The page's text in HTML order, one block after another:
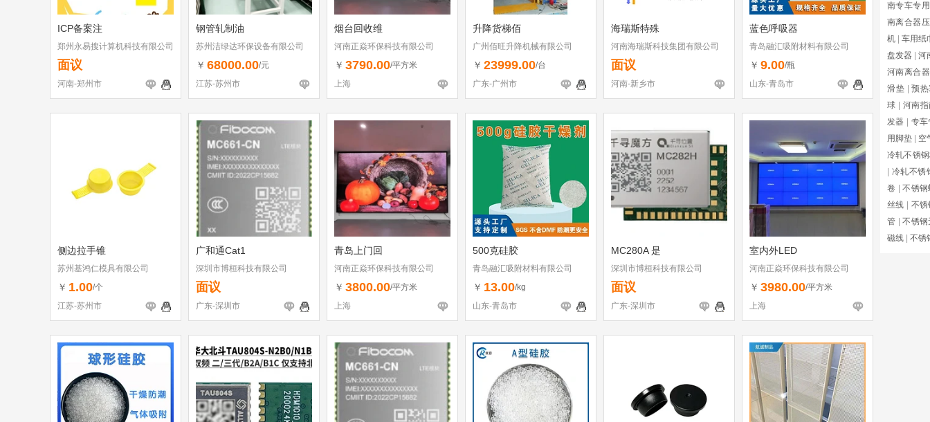
ICP备案注
郑州永易搜计算机科技有限公司
面议
河南-郑州市
钢管轧制油
苏州洁绿达环保设备有限公司
￥ 68000.00/元
江苏-苏州市
烟台回收维
河南正焱环保科技有限公司
￥ 3790.00/平方米
上海
升降货梯佰
广州佰旺升降机械有限公司
￥ 23999.00/台
广东-广州市
海瑞斯特殊
河南海瑞斯科技集团有限公司
面议
河南-新乡市
蓝色呼吸器
青岛融汇吸附材料有限公司
￥ 9.00/瓶
山东-青岛市
侧边拉手锥
苏州基鸿仁模具有限公司
￥ 1.00/个
江苏-苏州市
广和通Cat1
深圳市博桓科技有限公司
面议
广东-深圳市
青岛上门回
河南正焱环保科技有限公司
￥ 3800.00/平方米
上海
500克硅胶
青岛融汇吸附材料有限公司
￥ 13.00/kg
山东-青岛市
MC280A 是
深圳市博桓科技有限公司
面议
广东-深圳市
室内外LED
河南正焱环保科技有限公司
￥ 3980.00/平方米
上海
南专车专
南离合器
机
车用纸
盘发器
河
河南离合
滑垫
预
球
河南
发器
专车
用脚垫
空
冷轧不锈
冷轧不锈
卷
不锈钢
丝线
不锈
管
不锈钢
磁线
不锈